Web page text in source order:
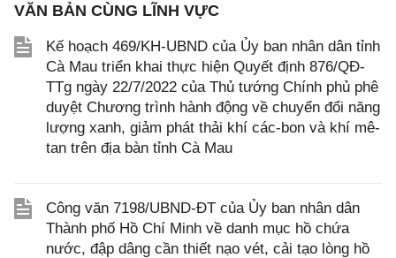
VĂN BẢN CÙNG LĨNH VỰC
Kế hoạch 469/KH-UBND của Ủy ban nhân dân tỉnh
Cà Mau triển khai thực hiện Quyết định 876/QĐ-
TTg ngày 22/7/2022 của Thủ tướng Chính phủ phê
duyệt Chương trình hành động về chuyển đổi năng
lượng xanh, giảm phát thải khí các-bon và khí mê-
tan trên địa bàn tỉnh Cà Mau
Công văn 7198/UBND-ĐT của Ủy ban nhân dân
Thành phố Hồ Chí Minh về danh mục hồ chứa
nước, đập dâng cần thiết nạo vét, cải tạo lòng hồ